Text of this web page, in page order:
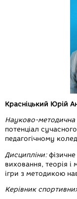
Красніцький Юрій А
Науково-
потенціал
педагогічному
Дисципліни:
виховання, теорія і
ігри з методикою
Керівник